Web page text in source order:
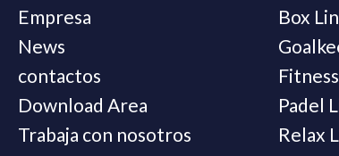
Empresa
News
contactos
Download Area
Trabaja con nosotros
Box
Padel
Relax